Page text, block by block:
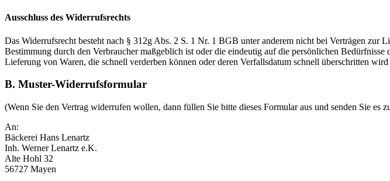
Ausschluss des Widerrufsrechts
Das Widerrufsrecht besteht nach § 312g Abs. 2 S. 1 Nr. 1 BGB unter anderem nicht bei Verträgen
Bestimmung durch den Verbraucher maßgeblich ist oder die eindeutig auf die persönlichen
Lieferung von Waren, die schnell verderben können oder deren Verfallsdatum schnell überschritten
B. Muster-Widerrufsformular
(Wenn Sie den Vertrag widerrufen wollen, dann füllen Sie bitte dieses Formular aus und senden Sie es
An:
Bäckerei Hans Lenartz
Inh. Werner Lenartz e.K.
Alte Hohl 32
56727 Mayen